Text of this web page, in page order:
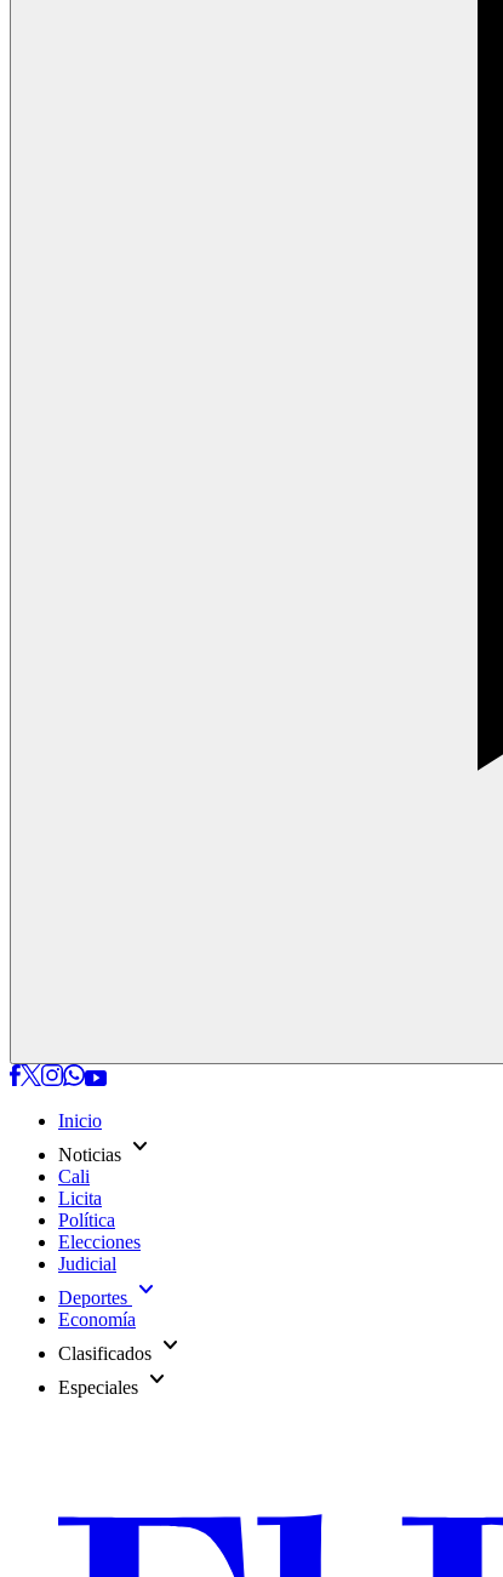
Inicio
Noticias expand_more
Cali
Licita
Política
Elecciones
Judicial
Deportes expand_more
Economía
Clasificados expand_more
Especiales expand_more